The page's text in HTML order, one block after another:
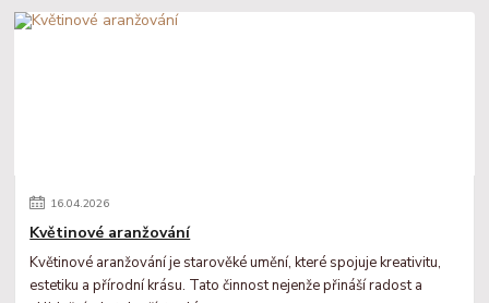
16.04.2026
Květinové aranžování
Květinové aranžování je starověké umění, které spojuje kreativitu,
estetiku a přírodní krásu. Tato činnost nejenže přináší radost a